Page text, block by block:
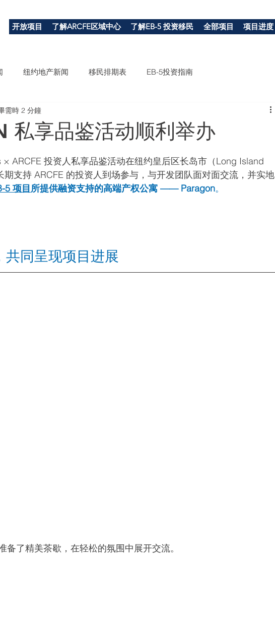
开放项目 了解ARCFE区域中心 了解EB-5 投资移民 全部项目 项目进度
纽约地产新闻 移民排期表 EB-5投资指南
私享品鉴活动顺利举办
需時 2 分鐘
ARCFE 投资人私享品鉴活动在纽约皇后区长岛市（Long Island
支持 ARCFE 的投资人到场参与，与开发团队面对面交流，并实地
5 项目所提供融资支持的高端产权公寓 —— Paragon。
共同呈现项目进展
备了精美茶歇，在轻松的氛围中展开交流。